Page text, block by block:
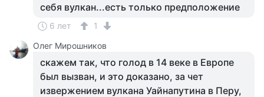
себя вулкан...есть только предположение
6 лет
1
Олег Мирошников
скажем так, что голод в 14 веке в Европе
был вызван, и это доказано, за чет
извержением вулкана Уайнапутина в Перу,